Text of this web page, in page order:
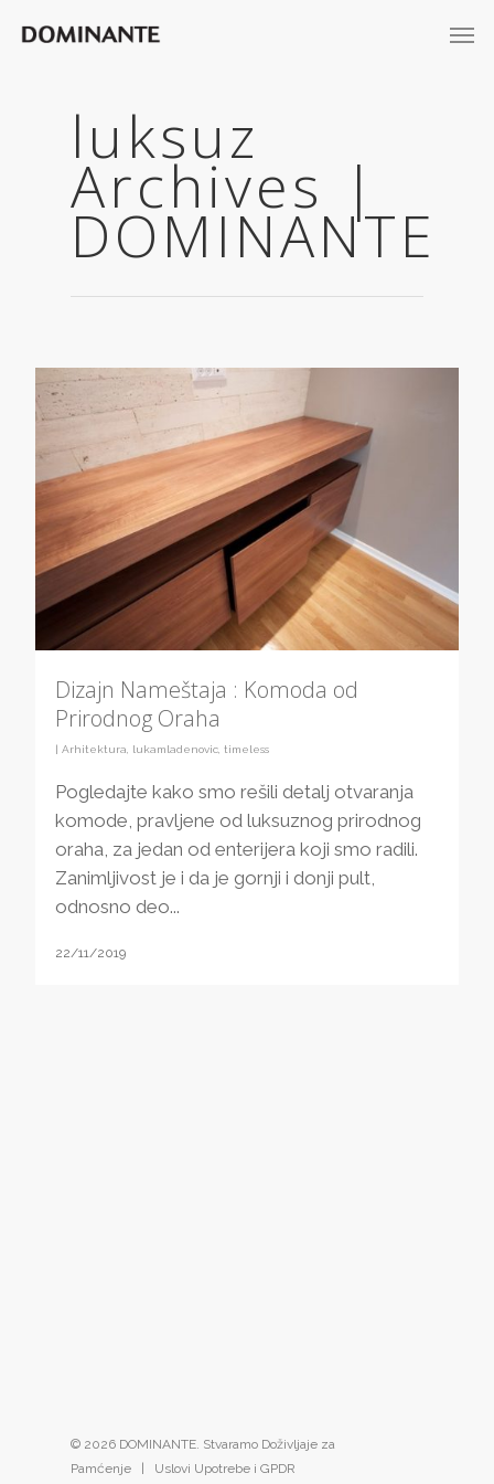
luksuz
Archives |
DOMINANTE
Dizajn Nameštaja : Komoda od
Prirodnog Oraha
| Arhitektura lukamladenovic timeless
Pogledajte kako smo rešili detalj otvaranja
komode, pravljene od luksuznog prirodnog
oraha, za jedan od enterijera koji smo radili.
Zanimljivost je i da je gornji i donji pult,
odnosno deo...
22/11/2019
© 2026 DOMINANTE. Stvaramo Doživljaje za
Pamćenje | Uslovi Upotrebe i GPDR